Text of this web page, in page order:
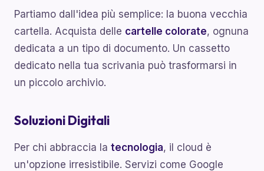
Partiamo dall'idea più semplice: la buona vecchia
cartella. Acquista delle cartelle colorate, ognuna
dedicata a un tipo di documento. Un cassetto
dedicato nella tua scrivania può trasformarsi in
un piccolo archivio.
Soluzioni Digitali
Per chi abbraccia la tecnologia, il cloud è
un'opzione irresistibile. Servizi come Google